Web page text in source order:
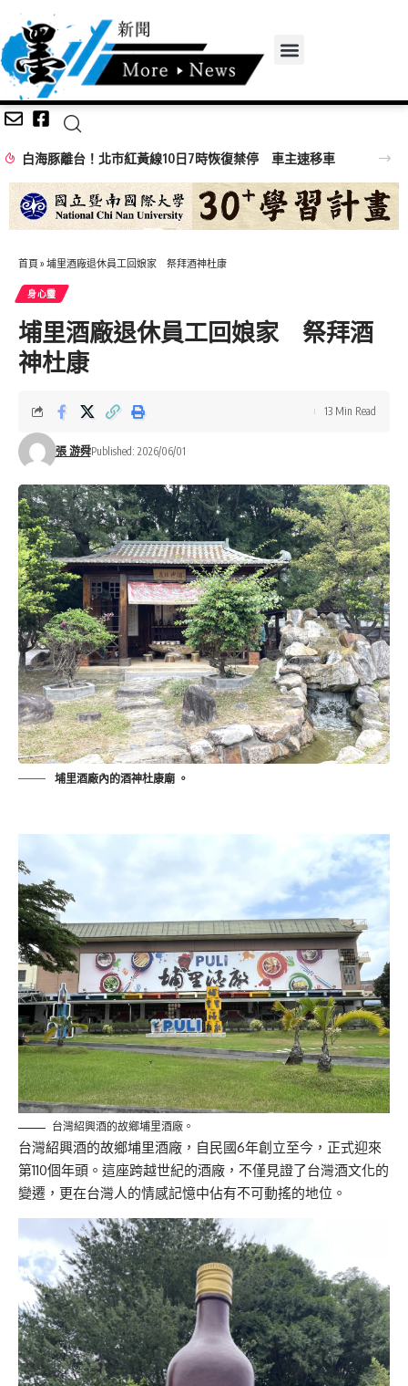
黃線10日7時恢復禁停 車主速移車
首頁 » 埔里酒廠退休員工回娘家 祭拜酒神杜康
身心𩆜
埔里酒廠退休員工回娘家 祭拜酒
神杜康
張 游舜Published: 2026/06/01
13 Min Read
埔里酒廠內的酒神杜康廟 。
台灣紹興酒的故鄉埔里酒廠。
台灣紹興酒的故鄉埔里酒廠，自民國6年創立至今， 正式迎來
第110個年頭。這座跨越世紀的酒廠， 不僅見證了台灣酒文化的
變遷， 更在台灣人的情感記憶中佔有不可動搖的地位。